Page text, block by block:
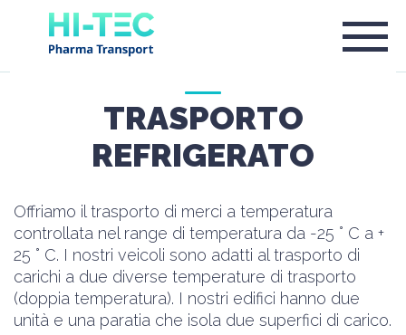
TRASPORTO
REFRIGERATO
Offriamo il trasporto di merci a temperatura
controllata nel range di temperatura da -25 ° C a +
25 ° C. I nostri veicoli sono adatti al trasporto di
carichi a due diverse temperature di trasporto
(doppia temperatura). I nostri edifici hanno due
unità e una paratia che isola due superfici di carico.